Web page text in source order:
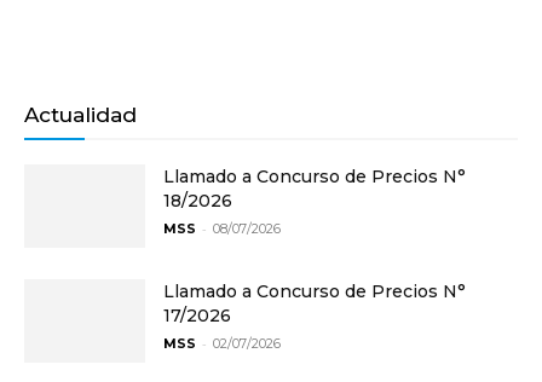
Actualidad
Llamado a Concurso de Precios N°
18/2026
MSS - 08/07/2026
Llamado a Concurso de Precios N°
17/2026
MSS - 02/07/2026